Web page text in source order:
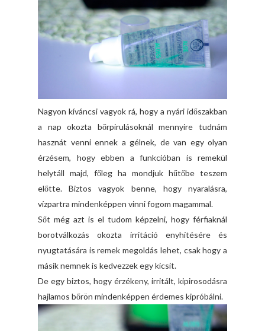
Nagyon kíváncsi vagyok rá, hogy a nyári időszakban
a nap okozta bőrpirulásoknál mennyire tudnám
hasznát venni ennek a gélnek, de van egy olyan
érzésem, hogy ebben a funkcióban is remekül
helytáll majd, főleg ha mondjuk hűtőbe teszem
előtte. Biztos vagyok benne, hogy nyaralásra,
vízpartra mindenképpen vinni fogom magammal.
Sőt még azt is el tudom képzelni, hogy férfiaknál
borotválkozás okozta irritáció enyhítésére és
nyugtatására is remek megoldás lehet, csak hogy a
másik nemnek is kedvezzek egy kicsit.
De egy biztos, hogy érzékeny, irritált, kipirosodásra
hajlamos bőrön mindenképpen érdemes kipróbálni.